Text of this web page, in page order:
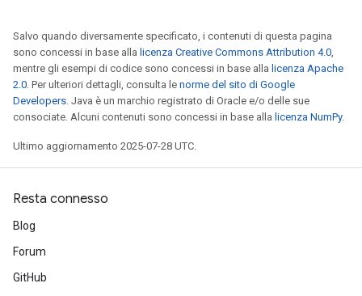
Salvo quando diversamente specificato, i contenuti di questa pagina
sono concessi in base alla licenza Creative Commons Attribution 4.0,
mentre gli esempi di codice sono concessi in base alla licenza Apache
2.0. Per ulteriori dettagli, consulta le norme del sito di Google
Developers. Java è un marchio registrato di Oracle e/o delle sue
consociate. Alcuni contenuti sono concessi in base alla licenza NumPy.
Ultimo aggiornamento 2025-07-28 UTC.
Resta connesso
Blog
Forum
GitHub